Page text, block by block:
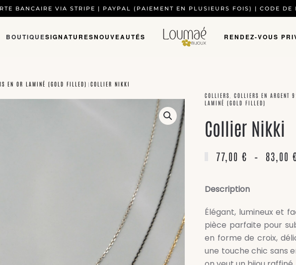
BANCAIRE VIA STRIPE | PAYPAL (PAIEMENT EN PLUSIEURS FOIS) | CODE DE
BOUTIQUESIGNATURESNOUVEAUTÉS RENDEZ-VOUS
EN OR LAMINÉ (GOLD FILLED) COLLIER NIKKI
COLLIERS
COLLIERS EN ARGENT
LAMINÉ (GOLD FILLED)
Collier Nikki
77,00 € – 83,00
Description
Élégant, lumineux et
pièce parfaite pour
en forme de croix,
une touche chic sans